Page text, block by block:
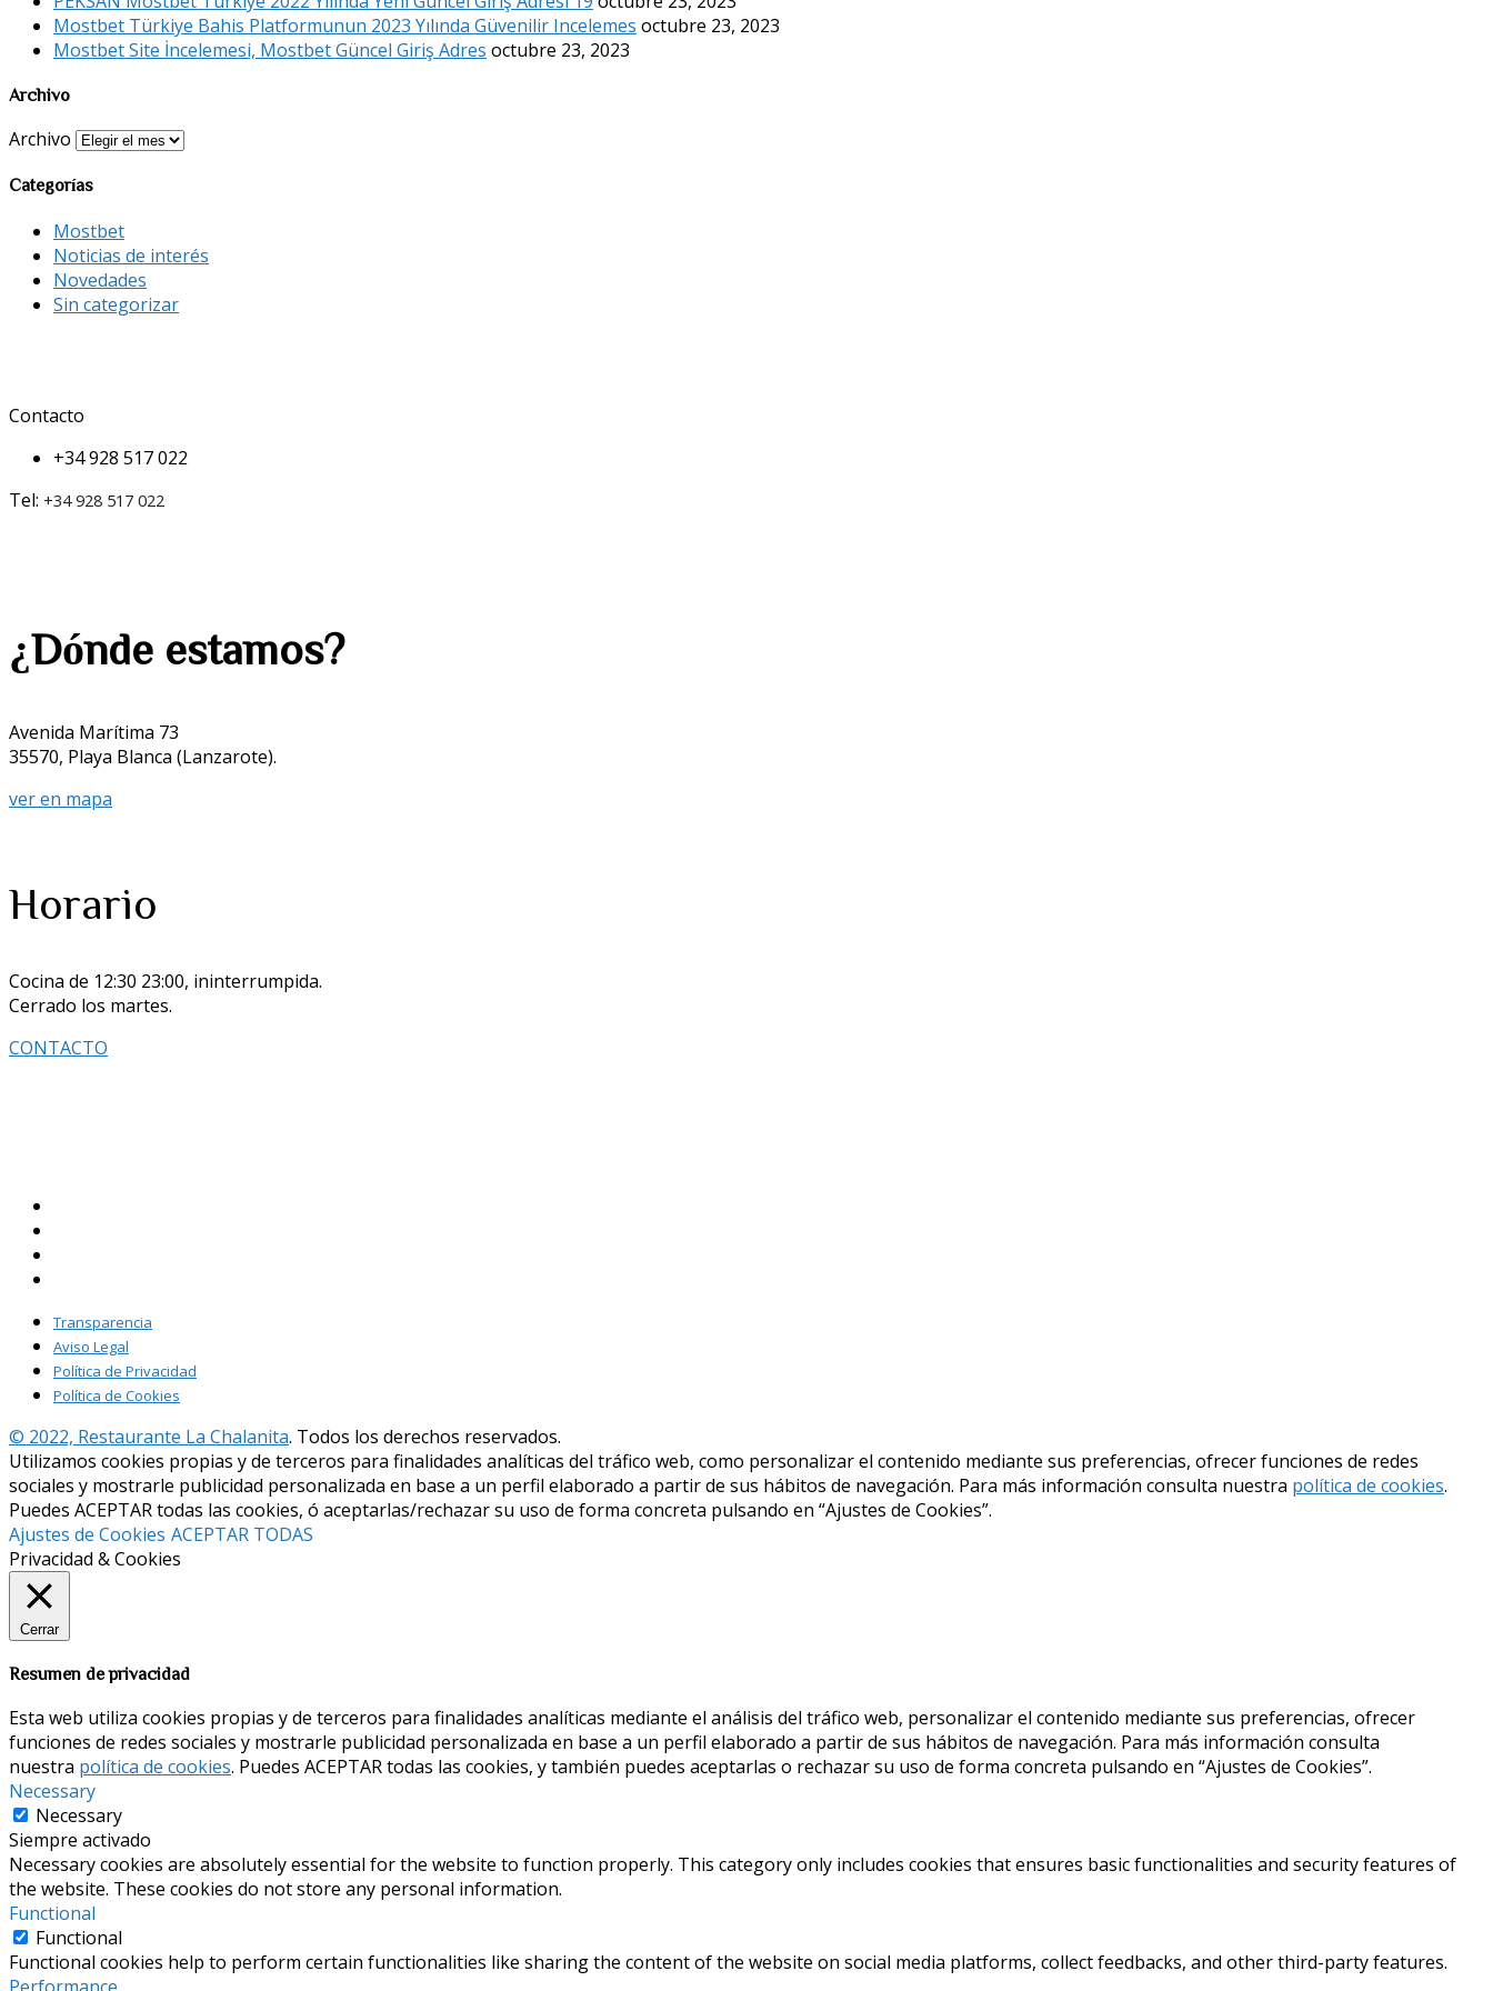
Mostbet Türkiye Bahis Platformunun 2023 Yılında Güvenilir Incelemes octubre 23, 2023
Mostbet Site İncelemesi, Mostbet Güncel Giriş Adres octubre 23, 2023
Archivo
Archivo
Categorías
Mostbet
Noticias de interés
Novedades
Sin categorizar
Contacto
+34 928 517 022
Tel: +34 928 517 022
¿Dónde estamos?
Avenida Marítima 73
35570, Playa Blanca (Lanzarote).
ver en mapa
Horario
Cocina de 12:30 23:00, ininterrumpida.
Cerrado los martes.
CONTACTO
Transparencia
Aviso Legal
Política de Privacidad
Política de Cookies
© 2022, Restaurante La Chalanita. Todos los derechos reservados.
Utilizamos cookies propias y de terceros para finalidades analíticas del tráfico web, como personalizar el contenido mediante sus preferencias, ofrecer funciones de redes
sociales y mostrarle publicidad personalizada en base a un perfil elaborado a partir de sus hábitos de navegación. Para más información consulta nuestra política de cookies.
Puedes ACEPTAR todas las cookies, ó aceptarlas/rechazar su uso de forma concreta pulsando en “Ajustes de Cookies”.
Ajustes de Cookies ACEPTAR TODAS
Privacidad & Cookies
Cerrar
Resumen de privacidad
Esta web utiliza cookies propias y de terceros para finalidades analíticas mediante el análisis del tráfico web, personalizar el contenido mediante sus preferencias, ofrecer
funciones de redes sociales y mostrarle publicidad personalizada en base a un perfil elaborado a partir de sus hábitos de navegación. Para más información consulta
nuestra política de cookies. Puedes ACEPTAR todas las cookies, y también puedes aceptarlas o rechazar su uso de forma concreta pulsando en “Ajustes de Cookies”.
Necessary
Necessary
Siempre activado
Necessary cookies are absolutely essential for the website to function properly. This category only includes cookies that ensures basic functionalities and security features of
the website. These cookies do not store any personal information.
Functional
Functional
Functional cookies help to perform certain functionalities like sharing the content of the website on social media platforms, collect feedbacks, and other third-party features.